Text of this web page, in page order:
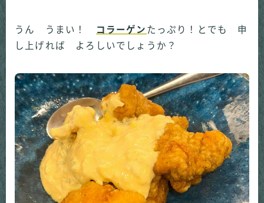
うん うまい！ コラーゲン たっぷり！とでも 申
し上げれば よろしいでしょうか？